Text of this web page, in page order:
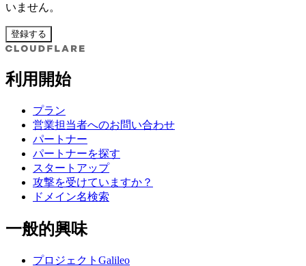
いません。
登録する
利用開始
プラン
営業担当者へのお問い合わせ
パートナー
パートナーを探す
スタートアップ
攻撃を受けていますか？
ドメイン名検索
一般的興味
プロジェクトGalileo